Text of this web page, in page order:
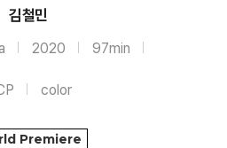
김철민
2020 97min
color
Premiere